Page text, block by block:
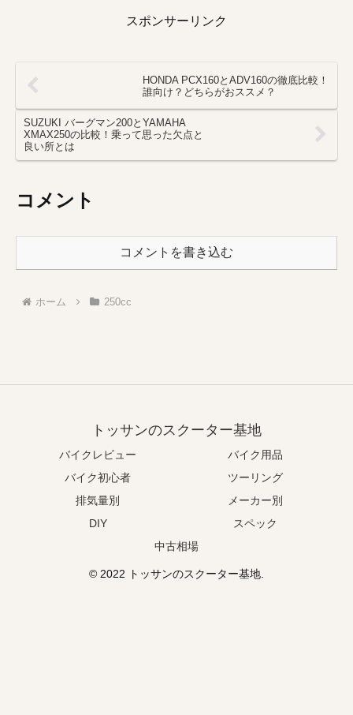
スポンサーリンク
HONDA PCX160とADV160の徹底比較！
誰向け？どちらがおススメ？
SUZUKI バーグマン200とYAMAHA
XMAX250の比較！乗って思った欠点と
良い所とは
コメント
コメントを書き込む
ホーム 250cc
トッサンのスクーター基地
バイクレビュー
バイク用品
バイク初心者
ツーリング
排気量別
メーカー別
DIY
スペック
中古相場
© 2022 トッサンのスクーター基地.